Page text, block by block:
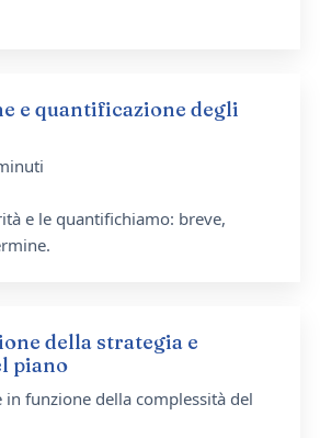
e quantificazione degli
e le quantifichiamo: breve,
della strategia e
piano
in funzione della complessità del